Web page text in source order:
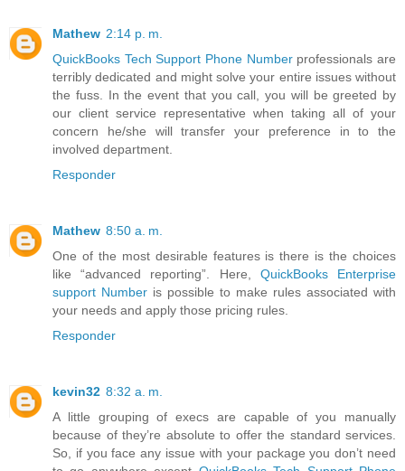
Mathew 2:14 p. m.
QuickBooks Tech Support Phone Numberprofessionals are
terribly dedicated and might solve your entire issues without
the fuss. In the event that you call, you will be greeted by
our client service representative when taking all of your
concern he/she will transfer your preference in to the
involved department.
Responder
Mathew 8:50 a. m.
One of the most desirable features is there is the choices
like “advanced reporting”. Here, QuickBooks Enterprise
support Number is possible to make rules associated with
your needs and apply those pricing rules.
Responder
kevin32 8:32 a. m.
A little grouping of execs are capable of you manually
because of they’re absolute to offer the standard services.
So, if you face any issue with your package you don’t need